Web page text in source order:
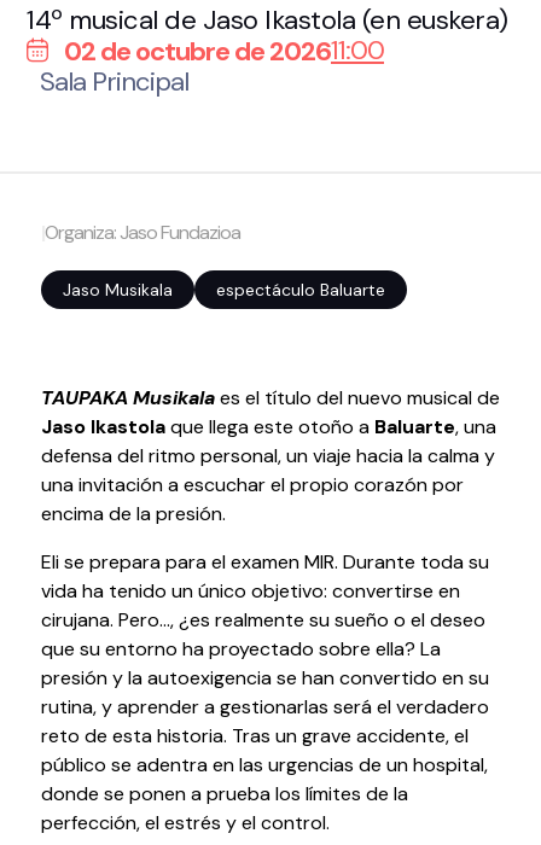
Agenda
Suscríbete a la newsletter
Entradas
Histórico
Organiza
Espacios
Tour Virtual
Servicios
Organizar evento
Testimonios
Últimos Eventos
Baluarte
14º musical de Jaso Ikastola (en euskera)
02 de octubre de 202611:00
Sala Principal
Organiza: Jaso Fundazioa
Jaso Musikala espectáculo Baluarte
TAUPAKA Musikalaes el título del nuevo musical de
Jaso Ikastolaque llega este otoño a Baluarte, una
defensa del ritmo personal, un viaje hacia la calma y
una invitación a escuchar el propio corazón por
encima de la presión.
Eli se prepara para el examen MIR. Durante toda su
vida ha tenido un único objetivo: convertirse en
cirujana. Pero..., ¿es realmente su sueño o el deseo
que su entorno ha proyectado sobre ella? La
presión y la autoexigencia se han convertido en su
rutina, y aprender a gestionarlas será el verdadero
reto de esta historia. Tras un grave accidente, el
público se adentra en las urgencias de un hospital,
donde se ponen a prueba los límites de la
perfección, el estrés y el control.